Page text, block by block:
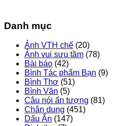
Danh mục
Ảnh VTH chế (20)
Ảnh vui sưu tầm (78)
Bài báo (42)
Bình Tác phẩm Bạn (9)
Bình Thơ (51)
Bình Văn (5)
Câu nói ấn tượng (81)
Chân dung (451)
Dấu Ấn (147)